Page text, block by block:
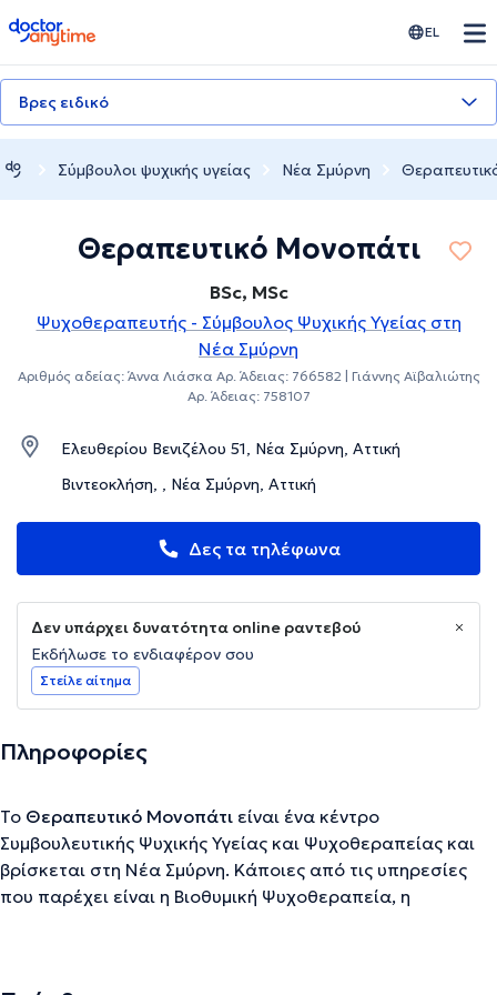
doctoranytime EL
Βρες ειδικό
Σύμβουλοι ψυχικής υγείας Νέα Σμύρνη
Θεραπευτικό Μονοπάτι
BSc, MSc
Ψυχοθεραπευτής - Σύμβουλος Ψυχικής Υγείας στη
Νέα Σμύρνη
Αριθμός αδείας: Άννα Λιάσκα Aρ. Άδειας: 766582 | Γιάννης Αϊβαλιώτης
Αρ. Άδειας: 758107
Ελευθερίου Βενιζέλου 51, Νέα Σμύρνη, Αττική
Βιντεοκλήση, , Νέα Σμύρνη, Αττική
Δες τα τηλέφωνα
Δεν υπάρχει δυνατότητα online ραντεβού
Εκδήλωσε το ενδιαφέρον σου
Στείλε αίτημα
Πληροφορίες
Το Θεραπευτικό Μονοπάτι είναι ένα κέντρο
Συμβουλευτικής Ψυχικής Υγείας και Ψυχοθεραπείας και
βρίσκεται στη Νέα Σμύρνη. Κάποιες από τις υπηρεσίες
που παρέχει είναι η Βιοθυμική Ψυχοθεραπεία, η